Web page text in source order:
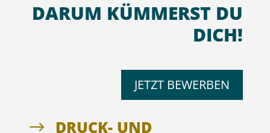
DARUM KÜMMERST DU
DICH!
JETZT BEWERBEN
$
DRUCK- UND